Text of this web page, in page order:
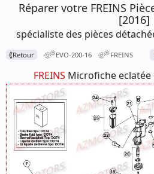
Réparer votre FREINS
[2016]
spécialiste des pièces
⟪Retour EVO-200-16 FREINS
FREINS Microfiche